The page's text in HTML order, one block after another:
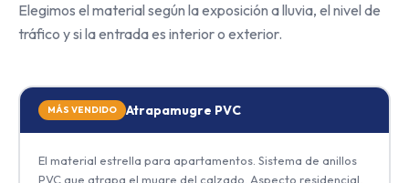
Elegimos el material según la exposición a lluvia, el nivel de
tráfico y si la entrada es interior o exterior.
MÁS VENDIDO Atrapamugre PVC
El material estrella para apartamentos. Sistema de anillos
PVC que atrapa el mugre del calzado. Aspecto residencial,